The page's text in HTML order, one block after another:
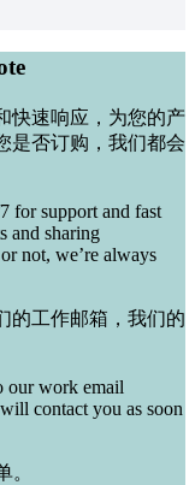
快速响应，为您的产
是否订购，我们都会
for support and fast
and sharing
not, we’re always
的工作邮箱，我们的
our work email
contact you as soon
。